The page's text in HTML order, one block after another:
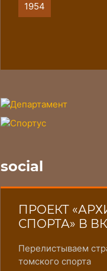
1954
social
ПРОЕКТ
СПОРТА» В ВК
Перелистываем
томского спорта